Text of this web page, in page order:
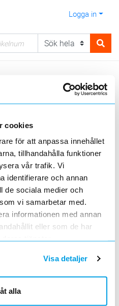
cookies
för att anpassa innehållet
tillhandahålla funktioner
vår trafik. Vi
identifierare och annan
de sociala medier och
vi samarbetar med.
informationen med annan
eller som de har
tjänster.
Visa detaljer
alla
Logga in
EBR-satser
kategorier
Avspänningsstolpe